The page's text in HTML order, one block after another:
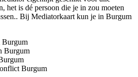
het is dé persoon die je in zou moeten
Bij Mediatorkaart kun je in Burgum
Burgum
Burgum
Burgum